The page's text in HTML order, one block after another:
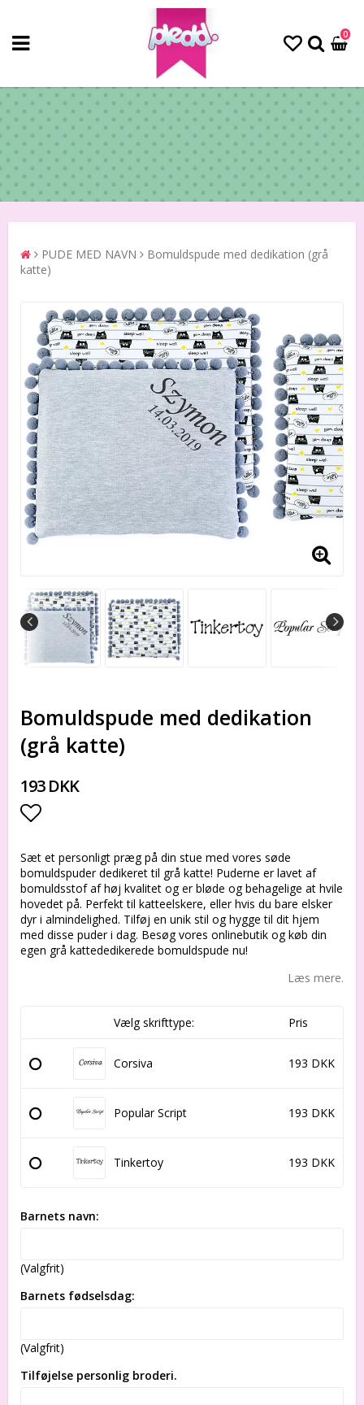
0
PUDE MED NAVN
Bomuldspude med dedikation (grå
katte)
Bomuldspude med dedikation
(grå katte)
193 DKK
Add to list of favorites
Sæt et personligt præg på din stue med vores søde
bomuldspuder dedikeret til grå katte! Puderne er lavet af
bomuldsstof af høj kvalitet og er bløde og behagelige at hvile
hovedet på. Perfekt til katteelskere, eller hvis du bare elsker
dyr i almindelighed. Tilføj en unik stil og hygge til dit hjem
med disse puder i dag. Besøg vores onlinebutik og køb din
egen grå kattededikerede bomuldspude nu!
Læs mere.
Vælg skrifttype: Pris
Corsiva 193 DKK
Popular Script 193 DKK
Tinkertoy 193 DKK
Barnets navn:
(Valgfrit)
Barnets fødselsdag:
(Valgfrit)
Tilføjelse personlig broderi.